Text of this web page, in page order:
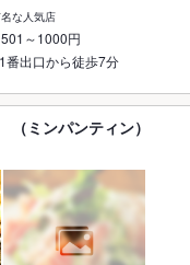
な人気店
501～1000円
番出口から徒歩7分
ミンパンティン）